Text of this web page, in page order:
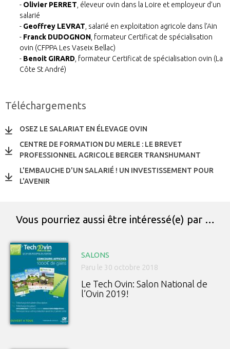
Olivier PERRET , éleveur ovin dans la Loire et employeur d’un
salarié
Geoffrey LEVRAT , salarié en exploitation agricole dans l’Ain
Franck DUDOGNON , formateur Certificat de spécialisation
ovin (CFPPA Les Vaseix Bellac)
Benoit GIRARD , formateur Certificat de spécialisation ovin (La
Côte St André)
Téléchargements
OSEZ LE SALARIAT EN ÉLEVAGE OVIN
CENTRE DE FORMATION DU MERLE : LE BREVET
PROFESSIONNEL AGRICOLE BERGER TRANSHUMANT
L'EMBAUCHE D'UN SALARIÉ ! UN INVESTISSEMENT POUR
L'AVENIR
Vous pourriez aussi être intéressé(e) par …
SALONS
Paru le 30 octobre 2018
Le Tech Ovin: Salon National de
l’Ovin 2019!